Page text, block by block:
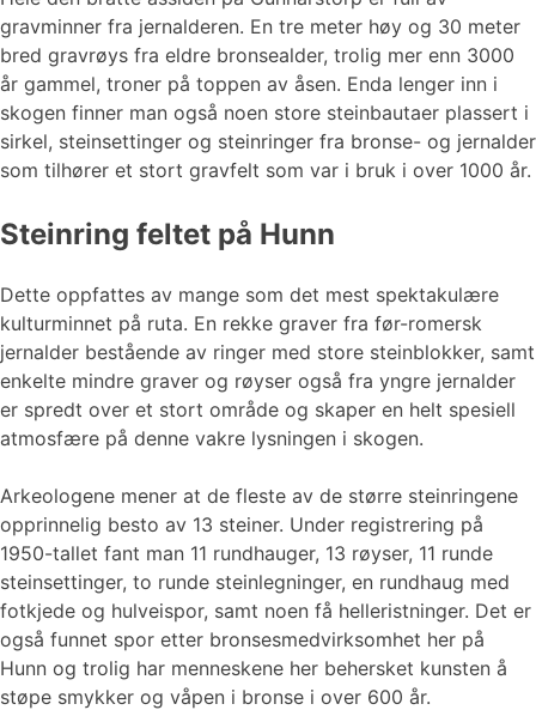
gravminner fra jernalderen. En tre meter høy og 30 meter
bred gravrøys fra eldre bronsealder, trolig mer enn 3000
år gammel, troner på toppen av åsen. Enda lenger inn i
skogen finner man også noen store steinbautaer plassert i
sirkel, steinsettinger og steinringer fra bronse- og jernalder
som tilhører et stort gravfelt som var i bruk i over 1000 år.
Steinring feltet på Hunn
Dette oppfattes av mange som det mest spektakulære
kulturminnet på ruta. En rekke graver fra før-romersk
jernalder bestående av ringer med store steinblokker, samt
enkelte mindre graver og røyser også fra yngre jernalder
er spredt over et stort område og skaper en helt spesiell
atmosfære på denne vakre lysningen i skogen.
Arkeologene mener at de fleste av de større steinringene
opprinnelig besto av 13 steiner. Under registrering på
1950-tallet fant man 11 rundhauger, 13 røyser, 11 runde
steinsettinger, to runde steinlegninger, en rundhaug med
fotkjede og hulveispor, samt noen få helleristninger. Det er
også funnet spor etter bronsesmedvirksomhet her på
Hunn og trolig har menneskene her behersket kunsten å
støpe smykker og våpen i bronse i over 600 år.